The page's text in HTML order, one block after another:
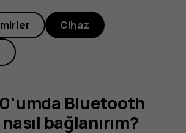
Cihaz
Bluetooth
bağlanırım?